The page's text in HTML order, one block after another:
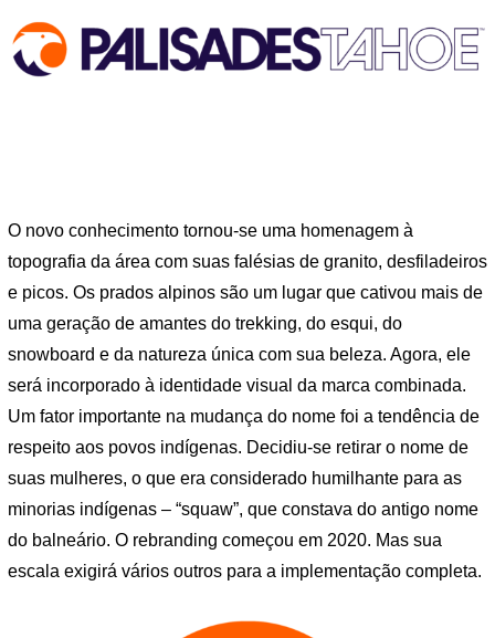
O novo conhecimento tornou-se uma homenagem à
topografia da área com suas falésias de granito, desfiladeiros
e picos. Os prados alpinos são um lugar que cativou mais de
uma geração de amantes do trekking, do esqui, do
snowboard e da natureza única com sua beleza. Agora, ele
será incorporado à identidade visual da marca combinada.
Um fator importante na mudança do nome foi a tendência de
respeito aos povos indígenas. Decidiu-se retirar o nome de
suas mulheres, o que era considerado humilhante para as
minorias indígenas – “squaw”, que constava do antigo nome
do balneário. O rebranding começou em 2020. Mas sua
escala exigirá vários outros para a implementação completa.